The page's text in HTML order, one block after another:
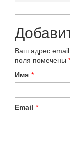
Ваш адрес email
поля помечены *
Имя *
Email *